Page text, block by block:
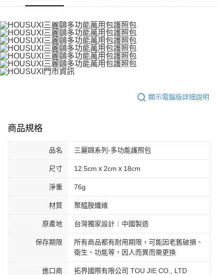
顯示電腦版詳細說明
商品規格
品名 三麗鷗系列-多功能護照包
尺寸 12.5cmｘ2cmｘ18cm
淨重 76g
材質 聚醯胺纖維
原產地 台灣獨家設計｜中國製造
保存期限
所有商品都有耐用期限，可能因老舊破損、
衛生、功能等，因人而異而需更換
進口商 拓界國際有限公司 TOU JIE CO., LTD